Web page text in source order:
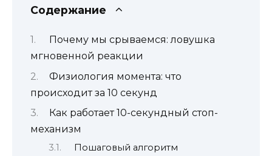
Содержание
Почему мы срываемся: ловушка
мгновенной реакции
Физиология момента: что
происходит за 10 секунд
Как работает 10-секундный стоп-
механизм
Пошаговый алгоритм